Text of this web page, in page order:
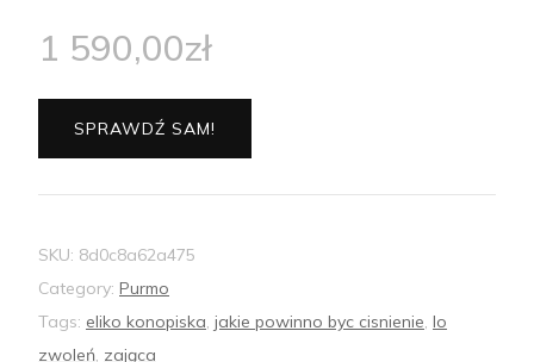
1 590,00zł
SPRAWDŹ SAM!
SKU: 8d0c8a62a475
Category: Purmo
Tags: eliko konopiska, jakie powinno byc cisnienie, lo
zwoleń, zająca